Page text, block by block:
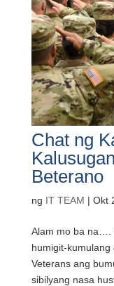
Chat ng
Beterano
ng IT TEAM | Okt
Alam mo ba na….
humigit-
Veterans ang
sibilyang nasa